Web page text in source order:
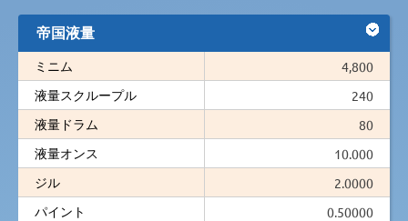
帝国液量
ミニム
4,800
液量スクループル
240
液量ドラム
80
液量オンス
10.000
ジル
2.0000
パイント
0.50000